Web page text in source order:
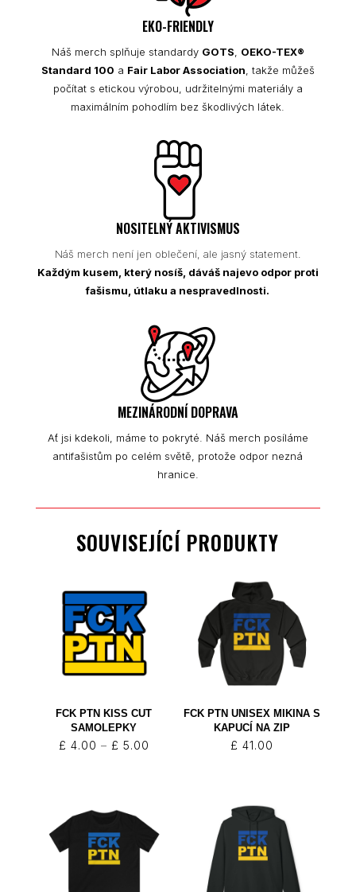
EKO-FRIENDLY
Náš merch splňuje standardy GOTS
OEKO-TEX®
Standard 100 a Fair Labor Association , takže můžeš
počítat s etickou výrobou, udržitelnými materiály a
maximálním pohodlím bez škodlivých látek.
NOSITELNÝ AKTIVISMUS
Náš merch není jen oblečení, ale jasný statement.
Každým kusem, který nosíš, dáváš najevo odpor proti
fašismu, útlaku a nespravedlnosti.
MEZINÁRODNÍ DOPRAVA
Ať jsi kdekoli, máme to pokryté. Náš merch posíláme
antifašistům po celém světě, protože odpor nezná
hranice.
SOUVISEJÍCÍ PRODUKTY
FCK PTN KISS CUT
SAMOLEPKY
£ 4.00 – £ 5.00
£ 5.00
FCK PTN UNISEX MIKINA S
KAPUCÍ NA ZIP
£ 41.00